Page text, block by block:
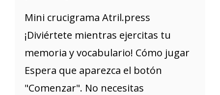
Mini crucigrama Atril.press
¡Diviértete mientras ejercitas tu
memoria y vocabulario! Cómo jugar
Espera que aparezca el botón
"Comenzar". No necesitas